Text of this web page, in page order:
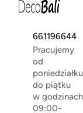
661196644
Pracujemy
od
poniedziałku
do piątku
w godzinach
09:00-